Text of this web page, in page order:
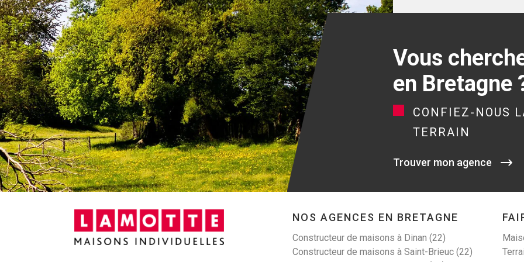
Vous
en Bretagne
CONFIEZ-NOUS
TERRAIN
Trouver mon agence
NOS AGENCES EN BRETAGNE
Constructeur de maisons à Dinan (22)
Constructeur de maisons à Saint-Brieuc (22)